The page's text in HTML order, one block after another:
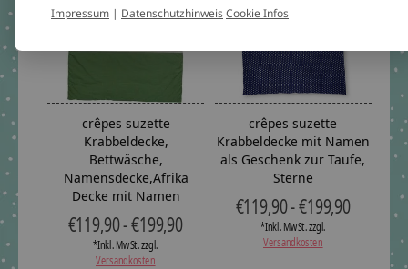
crêpes suzette
Krabbeldecke,
Bettwäsche,
Namensdecke,Afrika
Decke mit Namen
€119,90 - €199,90
*Inkl. MwSt. zzgl.
Versandkosten
crêpes suzette
Krabbeldecke mit Namen
als Geschenk zur Taufe,
Sterne
€119,90 - €199,90
*Inkl. MwSt. zzgl.
Versandkosten
Impressum | DatenschutzhinweisCookie Infos